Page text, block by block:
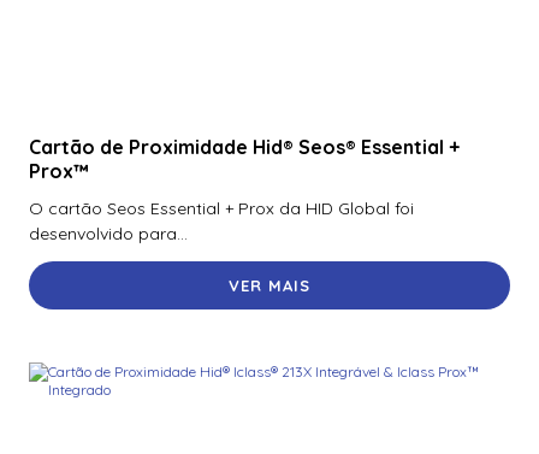
Cartão de Proximidade Hid® Seos® Essential +
Prox™
O cartão Seos Essential + Prox da HID Global foi
desenvolvido para...
VER MAIS